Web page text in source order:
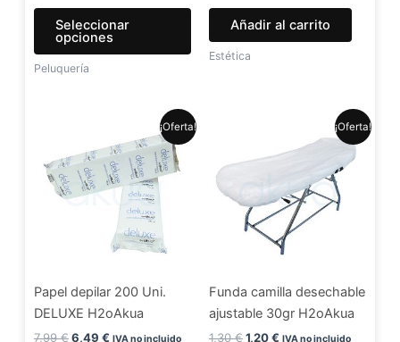
Seleccionar
opciones
la
página
de
Peluquería
Añadir al carrito
Estética
¡Oferta!
Papel depilar 200 Uni.
DELUXE H2oAkua
7,99€
original
era:
7,99 €.
6,49 €
precio
actual
es:
6,49 €.
IVA no incluido
¡Oferta!
Funda camilla desechable
ajustable 30gr H2oAkua
1,30€
original
era:
1,20€
actual
1,20 €.
IVA no incluido